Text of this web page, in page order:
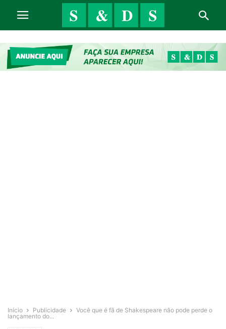
Início Publicidade
Você que é fã de Shakespeare não pode perde o
lançamento do...